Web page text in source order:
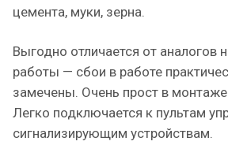
цемента, муки, зерна.
Выгодно отличается от аналогов
работы — сбои в работе
замечены. Очень прост в
Легко подключается к пультам
сигнализирующим устройствам.